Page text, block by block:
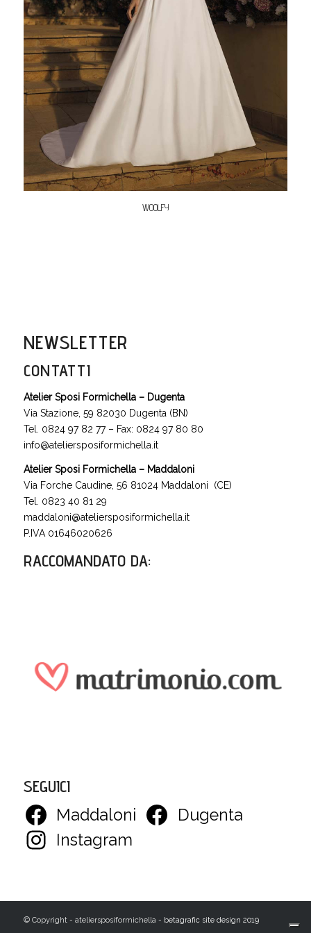
WOOLFY
NEWSLETTER
CONTATTI
Atelier Sposi Formichella – Dugenta
Via Stazione, 59 82030 Dugenta (BN)
Tel. 0824 97 82 77 – Fax: 0824 97 80 80
info@ateliersposiformichella.it
Atelier Sposi Formichella – Maddaloni
Via Forche Caudine, 56 81024 Maddaloni (CE)
Tel. 0823 40 81 29
maddaloni@ateliersposiformichella.it
P.IVA 01646020626
RACCOMANDATO DA:
SEGUICI
Maddaloni
Dugenta
Instagram
© Copyright - ateliersposiformichella - betagrafic site design 2019